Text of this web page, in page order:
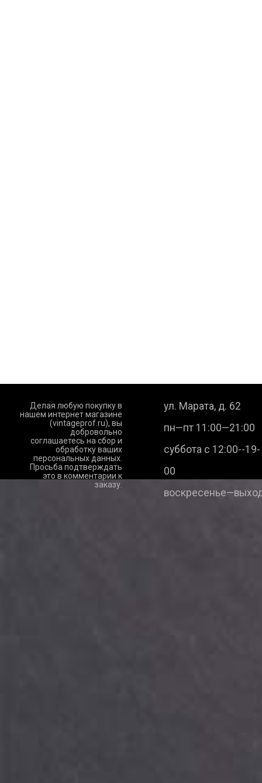
Делая любую покупку в
нашем интернет магазине
(vintageprof.ru), вы
добровольно
соглашаетесь на сбор и
обработку ваших
персональных данных.
Просьба подтверждать
это в комментарии к
заказу.
ул. Марата, д. 62
пн—пт 11:00—21:00
суббота с 12:00--19-
00